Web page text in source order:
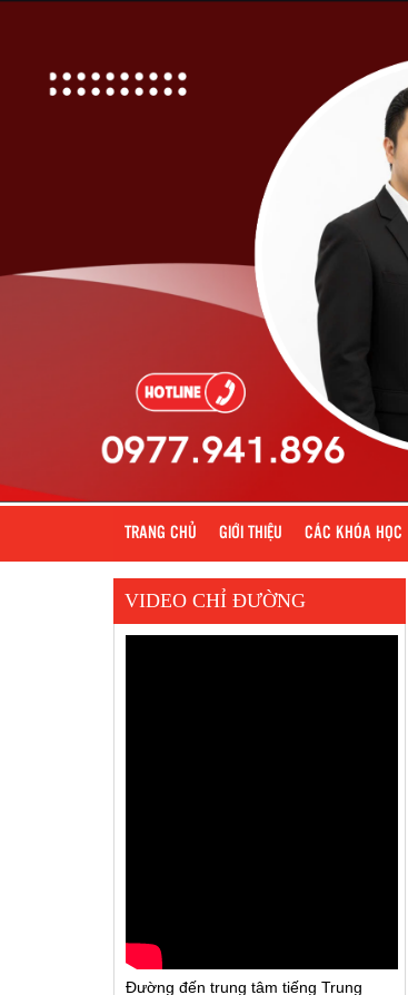
TRANG CHỦ GIỚI THIỆU CÁC KHÓA HỌC
VIDEO CHỈ ĐƯỜNG
Đường đến trung tâm tiếng Trung